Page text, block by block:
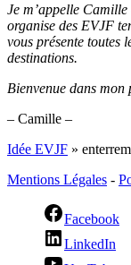
Je m’appelle
organise des EVJF
vous présente toutes
destinations.
Bienvenue dans mon
– Camille –
Idée EVJF »
Mentions Légales -
Facebook
LinkedIn